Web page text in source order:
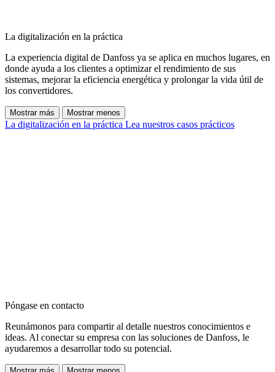
La digitalización en la práctica
La experiencia digital de Danfoss ya se aplica en muchos lugares, en
donde ayuda a los clientes a optimizar el rendimiento de sus
sistemas, mejorar la eficiencia energética y prolongar la vida útil de
los convertidores.
Mostrar más Mostrar menos
La digitalización en la práctica Lea nuestros casos prácticos
Póngase en contacto
Reunámonos para compartir al detalle nuestros conocimientos e
ideas. Al conectar su empresa con las soluciones de Danfoss, le
ayudaremos a desarrollar todo su potencial.